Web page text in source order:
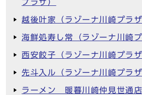
プラザ）
越後叶家（ラゾーナ川崎プラザ
海鮮処寿し常（ラゾーナ川崎プ
西安餃子（ラゾーナ川崎プラザ
先斗入ル（ラゾーナ川崎プラザ
ラーメン 暖暮川崎仲見世通店